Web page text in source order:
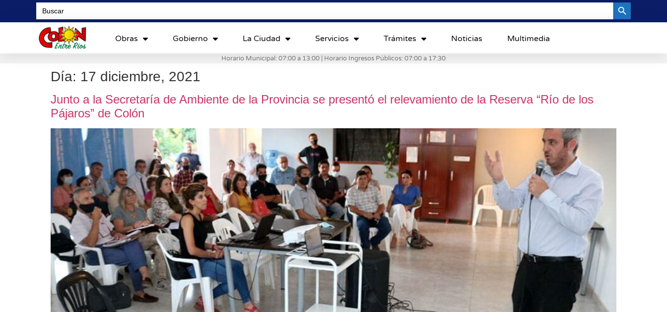
Search
for:
Obras Gobierno La Ciudad Servicios Trámites Noticias Multimedia
Horario Municipal: 07:00 a 13:00 | Horario Ingresos Públicos: 07:00 a 17:30
Día: 17 diciembre, 2021
Junto a la Secretaría de Ambiente de la Provincia se presentó el relevamiento de la Reserva “Río de los
Pájaros” de Colón